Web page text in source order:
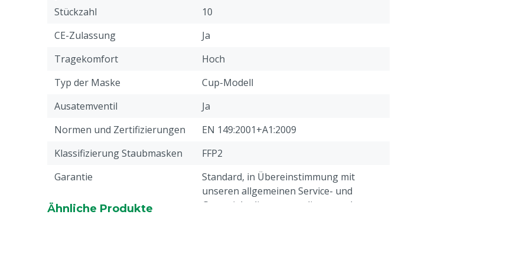
Stückzahl
10
CE-Zulassung
Ja
Tragekomfort
Hoch
Typ der Maske
Cup-Modell
Ausatemventil
Ja
Normen und Zertifizierungen
EN 149:2001+A1:2009
Klassifizierung Staubmasken
FFP2
Garantie
Standard, in Übereinstimmung mit
unseren allgemeinen Service- und
Garantiebedingungen, die unter der
Ähnliche Produkte